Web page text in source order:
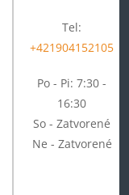
Tel:
+421904152105
Po - Pi: 7:30 -
16:30
So - Zatvorené
Ne - Zatvorené